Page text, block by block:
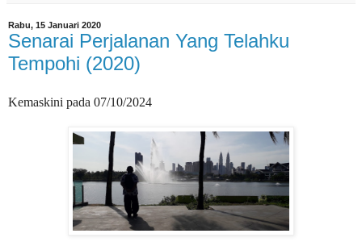
Rabu, 15 Januari 2020
Senarai Perjalanan Yang Telahku
Tempohi (2020)
Kemaskini pada 07/10/2024